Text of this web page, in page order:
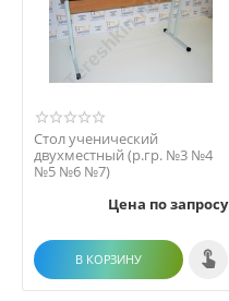
Стол ученический
двухместный (р.гр. №3 №4
№5 №6 №7)
Цена по запросу
В КОРЗИНУ